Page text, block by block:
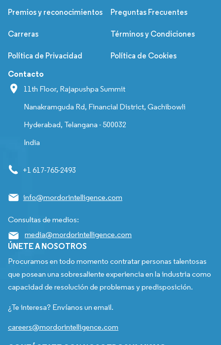
Premios y reconocimientos Preguntas Frecuentes
Carreras Términos y Condiciones
Política de Privacidad Política de Cookies
Contacto
11th Floor, Rajapushpa Summit
Nanakramguda Rd, Financial District, Gachibowli
Hyderabad, Telangana - 500032
India
+1 617-765-2493
info@mordorintelligence.com
Consultas de medios:
media@mordorintelligence.com
ÚNETE A NOSOTROS
Procuramos en todo momento contratar personas talentosas
que posean una sobresaliente experiencia en la industria como
capacidad de resolución de problemas y predisposición.
¿Te interesa? Envíanos un email.
careers@mordorintelligence.com